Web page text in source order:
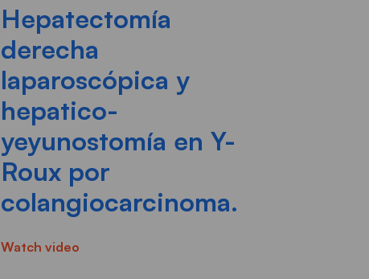
Hepatectomía
derecha
laparoscópica y
hepatico-
yeyunostomía en Y-
Roux por
colangiocarcinoma.
Watch video